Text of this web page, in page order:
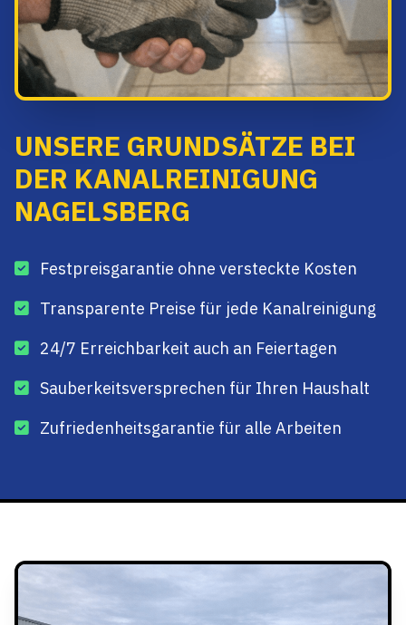
UNSERE GRUNDSÄTZE BEI
DER KANALREINIGUNG
NAGELSBERG
Festpreisgarantie ohne versteckte Kosten
Transparente Preise für jede Kanalreinigung
24/7 Erreichbarkeit auch an Feiertagen
Sauberkeitsversprechen für Ihren Haushalt
Zufriedenheitsgarantie für alle Arbeiten